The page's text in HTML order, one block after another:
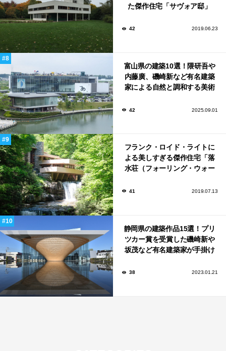
た傑作住宅「サヴォア邸」
42 2019.06.23
富山県の建築10選！隈研吾や
内藤廣、磯崎新など有名建築
家による自然と調和する美術
42 2025.09.01
フランク・ロイド・ライトに
よる美しすぎる傑作住宅「落
水荘（フォーリング・ウォー
41 2019.07.13
静岡県の建築作品15選！プリ
ツカー賞を受賞した磯崎新や
坂茂など有名建築家が手掛け
38 2023.01.21